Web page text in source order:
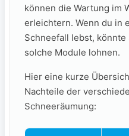
können die Wartung im
erleichtern. Wenn du in
Schneefall lebst,
solche Module ‍lohnen.
Hier eine kurze⁣
‌Nachteile der‌
Schneeräumung: